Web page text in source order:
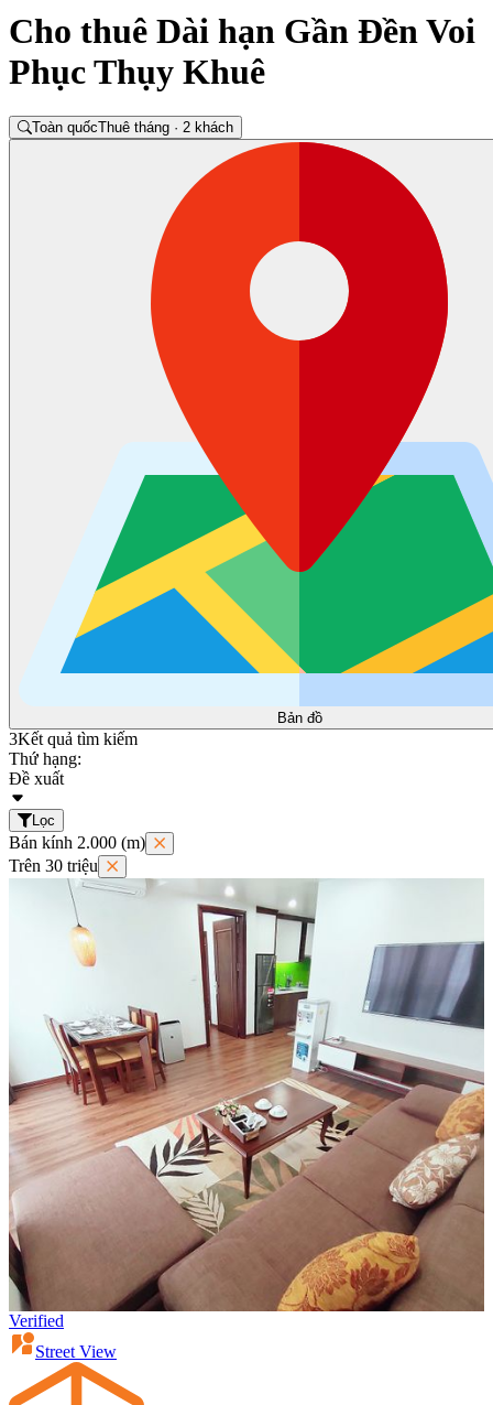
Cho thuê Dài hạn Gần Đền Voi
Phục Thụy Khuê
Toàn quốcThuê tháng · 2 khách
Bản đồ
3Kết quả tìm kiếm
Thứ hạng:
Đề xuất
Lọc
Bán kính 2.000 (m)
Trên 30 triệu
Verified
Street View